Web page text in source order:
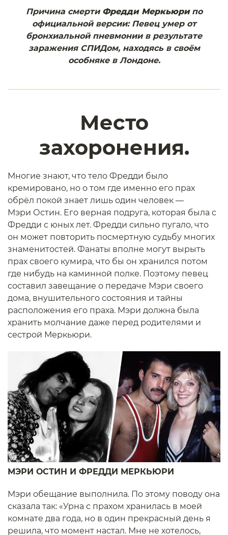
Причина смерти Фредди Меркьюри по
официальной версии: Певец умер от
бронхиальной пневмонии в результате
заражения СПИДом, находясь в своём
особняке в Лондоне.
Место
захоронения.
Многие знают, что тело Фредди было
кремировано, но о том где именно его прах
обрёл покой знает лишь один человек —
Мэри Остин. Его верная подруга, которая была с
Фредди с юных лет. Фредди сильно пугало, что
он может повторить посмертную судьбу многих
знаменитостей. Фанаты вполне могут вырыть
прах своего кумира, что бы он хранился потом
где нибудь на каминной полке. Поэтому певец
составил завещание о передаче Мэри своего
дома, внушительного состояния и тайны
расположения его праха. Мэри должна была
хранить молчание даже перед родителями и
сестрой Меркьюри.
МЭРИ ОСТИН И ФРЕДДИ МЕРКЬЮРИ
Мэри обещание выполнила. По этому поводу она
сказала так: «Урна с прахом хранилась в моей
комнате два года, но в один прекрасный день я
решила, что момент настал. Мне не хотелось,